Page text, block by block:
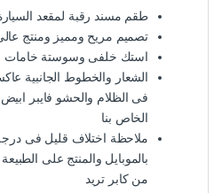
طقم مسند رقبة لمقعد
تصميم مريح ومميز ومنتج
استك خلفى وسوستة خامات
الشعار والخطوط الجانبية
فى الظلام والحشو فايبر
الخاص بنا
ملاحظة اختلاف قليل فى
بالموبايل والمنتج على
من كابر تريد